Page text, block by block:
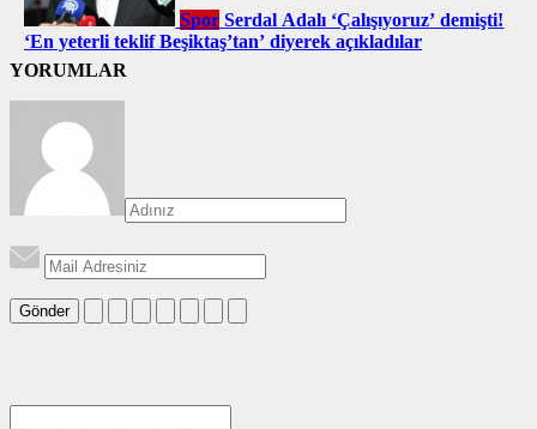
Spor Serdal Adalı ‘Çalışıyoruz’ demişti!
‘En yeterli teklif Beşiktaş’tan’ diyerek açıkladılar
YORUMLAR
Gönder